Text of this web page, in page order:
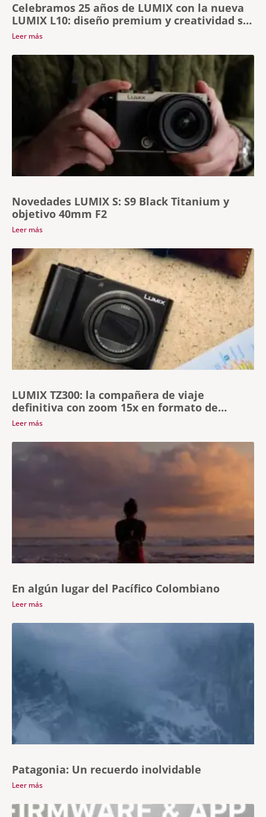
Celebramos 25 años de LUMIX con la nueva
LUMIX L10: diseño premium y creatividad sin
límites
Leer más
Novedades LUMIX S: S9 Black Titanium y
objetivo 40mm F2
Leer más
LUMIX TZ300: la compañera de viaje
definitiva con zoom 15x en formato de
bolsillo
Leer más
En algún lugar del Pacífico Colombiano
Leer más
Patagonia: Un recuerdo inolvidable
Leer más